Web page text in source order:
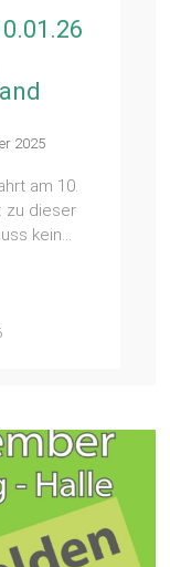
2025
am 10.
zu dieser
kein...